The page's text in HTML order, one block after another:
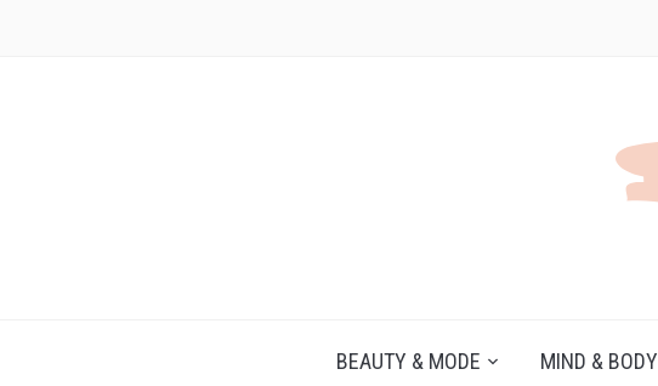
BEAUTY & MODE MIND & BODY